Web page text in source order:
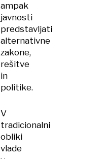
ampak
javnosti
predstavljati
alternativne
zakone,
rešitve
in
politike.
V
tradicionalni
obliki
vlade